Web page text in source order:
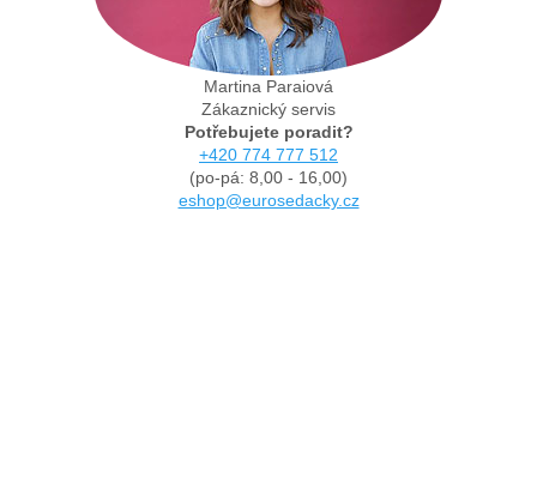
Martina Paraiová
Zákaznický servis
Potřebujete poradit?
+420 774 777 512
(po-pá: 8,00 - 16,00)
eshop@eurosedacky.cz